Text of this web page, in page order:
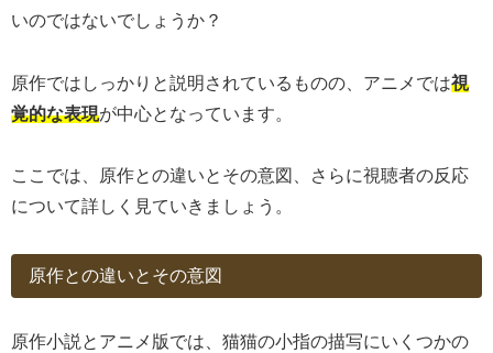
いのではないでしょうか？
原作ではしっかりと説明されているものの、アニメでは視
覚的な表現が中心となっています。
ここでは、原作との違いとその意図、さらに視聴者の反応
について詳しく見ていきましょう。
原作との違いとその意図
原作小説とアニメ版では、猫猫の小指の描写にいくつかの